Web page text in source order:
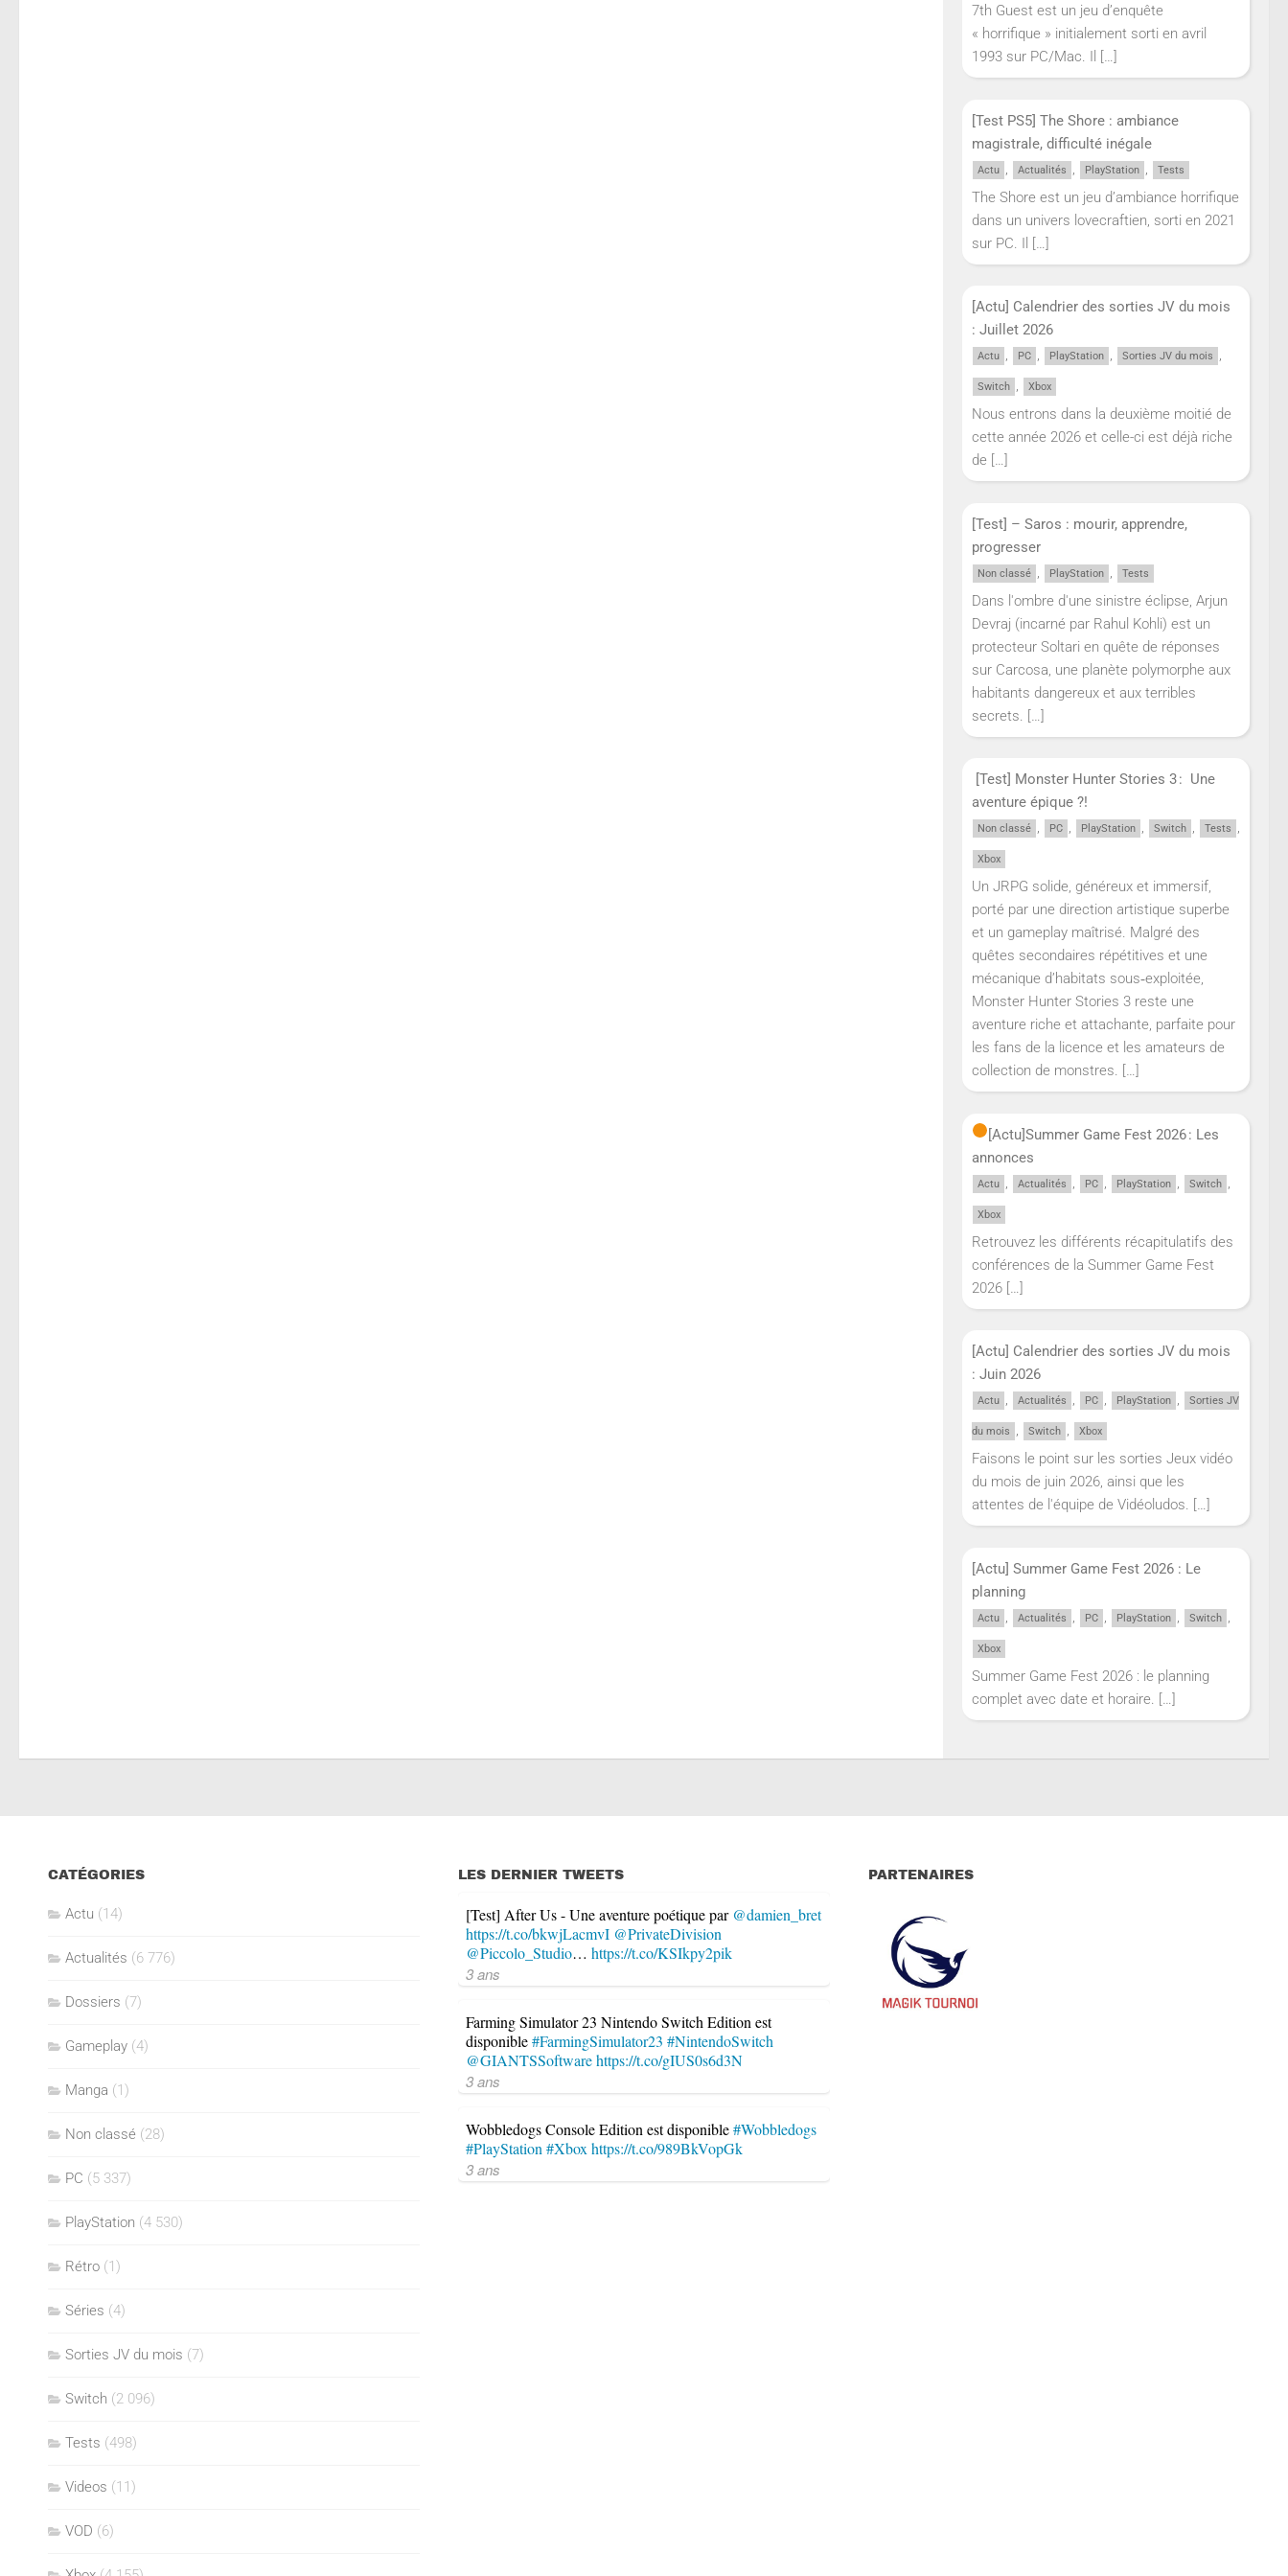
7th Guest est un jeu d’enquête
« horrifique » initialement sorti en avril
1993 sur PC/Mac. Il
[…]
[Test PS5] The Shore : ambiance
magistrale, difficulté inégale
Actu , Actualités , PlayStation , Tests
The Shore est un jeu d’ambiance horrifique
dans un univers lovecraftien, sorti en 2021
sur PC. Il […]
[Actu] Calendrier des sorties JV du mois
: Juillet 2026
Actu , PC , PlayStation , Sorties JV du mois ,
Switch , Xbox
Nous entrons dans la deuxième moitié de
cette année 2026 et celle-ci est déjà riche
de […]
[Test] – Saros : mourir, apprendre,
progresser
Non classé , PlayStation , Tests
Dans l'ombre d'une sinistre éclipse, Arjun
Devraj (incarné par Rahul Kohli) est un
protecteur Soltari en quête de réponses
sur Carcosa, une planète polymorphe aux
habitants dangereux et aux terribles
secrets. […]
[Test] Monster Hunter Stories 3 : Une
aventure épique ?!
Non classé , PC , PlayStation , Switch , Tests ,
Xbox
Un JRPG solide, généreux et immersif,
porté par une direction artistique superbe
et un gameplay maîtrisé. Malgré des
quêtes secondaires répétitives et une
mécanique d’habitats sous‑exploitée,
Monster Hunter Stories 3 reste une
aventure riche et attachante, parfaite pour
les fans de la licence et les amateurs de
collection de monstres. […]
[Actu]Summer Game Fest 2026 : Les
annonces
Actu , Actualités , PC , PlayStation , Switch ,
Xbox
Retrouvez les différents récapitulatifs des
conférences de la Summer Game Fest
2026 […]
[Actu] Calendrier des sorties JV du mois
: Juin 2026
Actu , Actualités , PC , PlayStation , Sorties JV
du mois , Switch , Xbox
Faisons le point sur les sorties Jeux vidéo
du mois de juin 2026, ainsi que les
attentes de l'équipe de Vidéoludos. […]
[Actu] Summer Game Fest 2026 : Le
planning
Actu , Actualités , PC , PlayStation , Switch ,
Xbox
Summer Game Fest 2026 : le planning
complet avec date et horaire. […]
CATÉGORIES
Actu (14)
Actualités (6 776)
Dossiers (7)
Gameplay (4)
Manga (1)
Non classé (28)
PC (5 337)
PlayStation (4 530)
Rétro (1)
Séries (4)
Sorties JV du mois (7)
Switch (2 096)
Tests (498)
Videos (11)
VOD (6)
LES DERNIER TWEETS
[Test] After Us - Une aventure poétique par @damien_bret
https://t.co/bkwjLacmvI @PrivateDivision
@Piccolo_Studio… https://t.co/KSIkpy2pik
3 ans
Farming Simulator 23 Nintendo Switch Edition est
disponible#FarmingSimulator23 #NintendoSwitch
@GIANTSSoftwarehttps://t.co/gIUS0s6d3N
3 ans
Wobbledogs Console Edition est disponible#Wobbledogs
#PlayStation #Xbox https://t.co/989BkVopGk
3 ans
PARTENAIRES